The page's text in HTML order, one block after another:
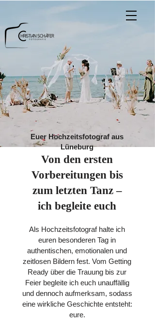
Euer Hochzeitsfotograf aus
Lüneburg
Von den ersten
Vorbereitungen bis
zum letzten Tanz –
ich begleite euch
Als Hochzeitsfotograf halte ich
euren besonderen Tag in
authentischen, emotionalen und
zeitlosen Bildern fest. Vom Getting
Ready über die Trauung bis zur
Feier begleite ich euch unauffällig
und dennoch aufmerksam, sodass
eine wirkliche Geschichte entsteht:
eure.